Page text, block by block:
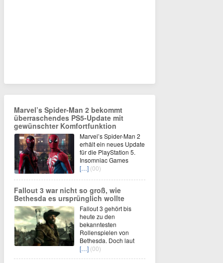
Marvel’s Spider-Man 2 bekommt
überraschendes PS5-Update mit
gewünschter Komfortfunktion
Marvel’s Spider-Man 2
erhält ein neues Update
für die PlayStation 5.
Insomniac Games
[…] (00)
Fallout 3 war nicht so groß, wie
Bethesda es ursprünglich wollte
Fallout 3 gehört bis
heute zu den
bekanntesten
Rollenspielen von
Bethesda. Doch laut
[…] (00)